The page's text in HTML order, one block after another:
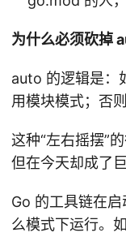
为什么必须砍掉
auto 的逻辑是：
用模块模式；否
这种“左右摇摆”
但在今天却成了
Go 的工具链在
么模式下运行。